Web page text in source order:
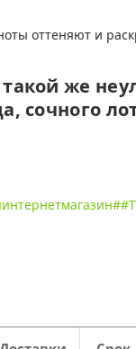
оттеняют и
же
сочного